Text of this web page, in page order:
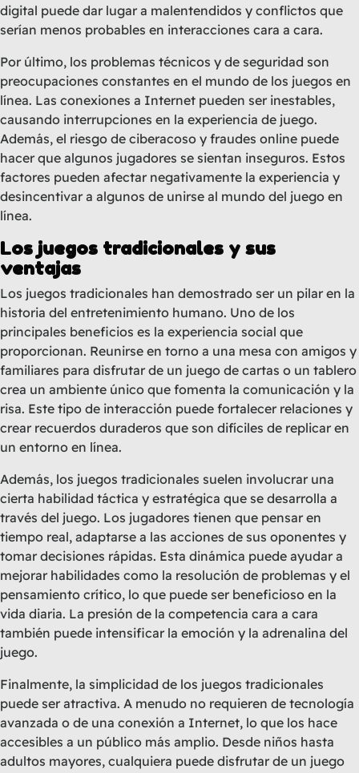
digital puede dar lugar a malentendidos y conflictos que
serían menos probables en interacciones cara a cara.
Por último, los problemas técnicos y de seguridad son
preocupaciones constantes en el mundo de los juegos en
línea. Las conexiones a Internet pueden ser inestables,
causando interrupciones en la experiencia de juego.
Además, el riesgo de ciberacoso y fraudes online puede
hacer que algunos jugadores se sientan inseguros. Estos
factores pueden afectar negativamente la experiencia y
desincentivar a algunos de unirse al mundo del juego en
línea.
Los juegos tradicionales y sus
ventajas
Los juegos tradicionales han demostrado ser un pilar en la
historia del entretenimiento humano. Uno de los
principales beneficios es la experiencia social que
proporcionan. Reunirse en torno a una mesa con amigos y
familiares para disfrutar de un juego de cartas o un tablero
crea un ambiente único que fomenta la comunicación y la
risa. Este tipo de interacción puede fortalecer relaciones y
crear recuerdos duraderos que son difíciles de replicar en
un entorno en línea.
Además, los juegos tradicionales suelen involucrar una
cierta habilidad táctica y estratégica que se desarrolla a
través del juego. Los jugadores tienen que pensar en
tiempo real, adaptarse a las acciones de sus oponentes y
tomar decisiones rápidas. Esta dinámica puede ayudar a
mejorar habilidades como la resolución de problemas y el
pensamiento crítico, lo que puede ser beneficioso en la
vida diaria. La presión de la competencia cara a cara
también puede intensificar la emoción y la adrenalina del
juego.
Finalmente, la simplicidad de los juegos tradicionales
puede ser atractiva. A menudo no requieren de tecnología
avanzada o de una conexión a Internet, lo que los hace
accesibles a un público más amplio. Desde niños hasta
adultos mayores, cualquiera puede disfrutar de un juego